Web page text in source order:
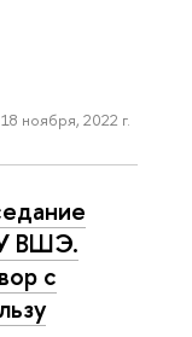
18 ноября, 2022 г.
ВШЭ.
с